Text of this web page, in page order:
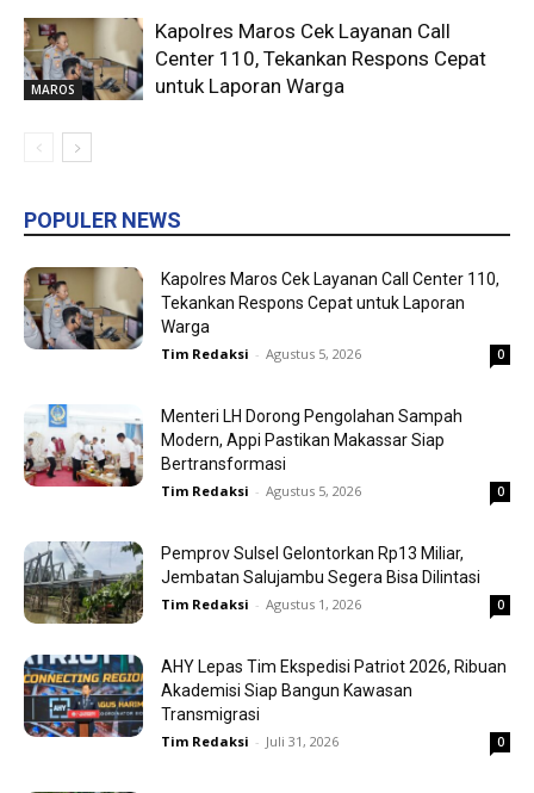
MAROS
Kapolres Maros Cek Layanan Call
Center 110, Tekankan Respons Cepat
untuk Laporan Warga
POPULER NEWS
Kapolres Maros Cek Layanan Call Center 110,
Tekankan Respons Cepat untuk Laporan
Warga
Tim Redaksi - Agustus 5, 2026 0
Menteri LH Dorong Pengolahan Sampah
Modern, Appi Pastikan Makassar Siap
Bertransformasi
Tim Redaksi - Agustus 5, 2026 0
Pemprov Sulsel Gelontorkan Rp13 Miliar,
Jembatan Salujambu Segera Bisa Dilintasi
Tim Redaksi - Agustus 1, 2026 0
AHY Lepas Tim Ekspedisi Patriot 2026, Ribuan
Akademisi Siap Bangun Kawasan
Transmigrasi
Tim Redaksi - Juli 31, 2026 0